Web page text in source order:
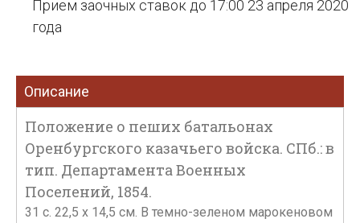
Прием заочных ставок до 17:00 23 апреля 2020
года
Описание
Положение о пеших батальонах
Оренбургского казачьего войска. СПб.: в
тип. Департамента Военных
Поселений, 1854.
31 c. 22,5 х 14,5 см. В темно-зеленом марокеновом